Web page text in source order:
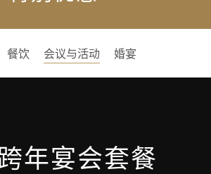
1
餐饮 会议与活动 婚宴
年宴会套餐